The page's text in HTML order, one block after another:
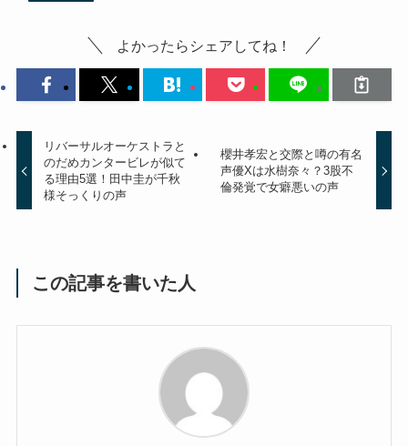
よかったらシェアしてね！
リバーサルオーケストラと
のだめカンタービレが似て
る理由5選！田中圭が千秋
様そっくりの声
櫻井孝宏と交際と噂の有名
声優Xは水樹奈々？3股不
倫発覚で女癖悪いの声
この記事を書いた人